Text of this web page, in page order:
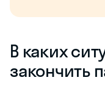
В каких
закончить